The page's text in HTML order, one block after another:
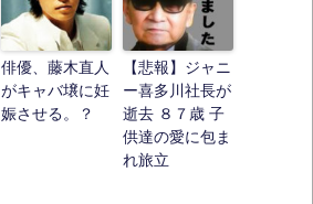
俳優、藤木直人
がキャバ壌に妊
娠させる。？
【悲報】ジャニ
ー喜多川社長が
逝去 ８７歳 子
供達の愛に包ま
れ旅立